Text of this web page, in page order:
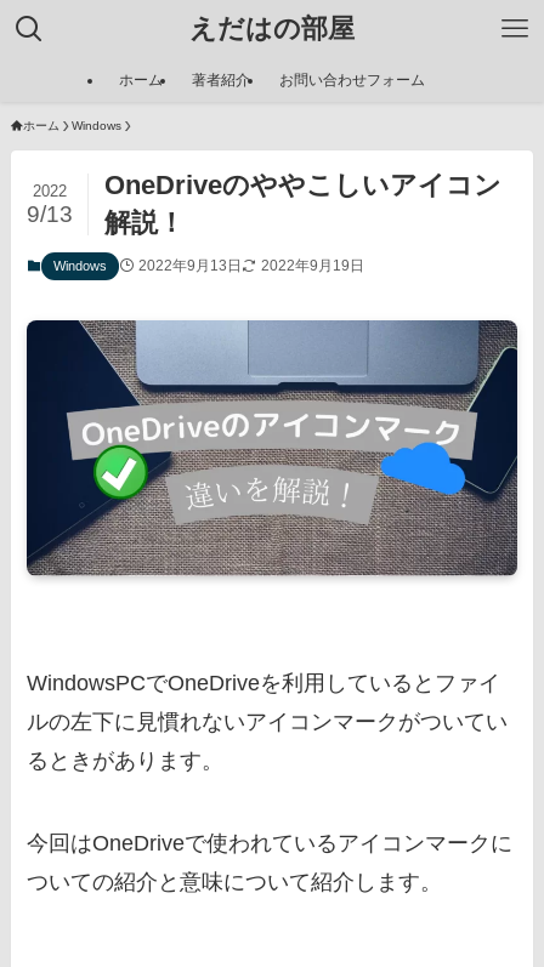
えだはの部屋
ホーム 著者紹介 お問い合わせフォーム
ホーム Windows
OneDriveのややこしいアイコン
解説！
2022
9/13
Windows 2022年9月13日 2022年9月19日
WindowsPCでOneDriveを利用しているとファイ
ルの左下に見慣れないアイコンマークがついてい
るときがあります。
今回はOneDriveで使われているアイコンマークに
ついての紹介と意味について紹介します。